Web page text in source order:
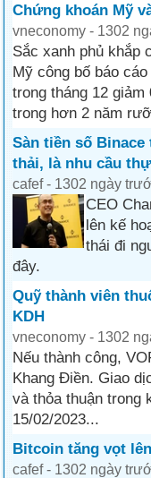
Chứng khoán Mỹ
vneconomy - 1302
Sắc xanh phủ khắp
Mỹ công bố báo
trong tháng 12
trong hơn 2 năm
Sàn tiền số Binace
thải, là nhu cầu
cafef - 1302 ngày
CEO
lên kế
thái đi
đây.
Quỹ thành viên
KDH
vneconomy - 1302
Nếu thành công,
Khang Điền. Giao
và thỏa thuận trong
15/02/2023...
Bitcoin tăng vọt
cafef - 1302 ngày